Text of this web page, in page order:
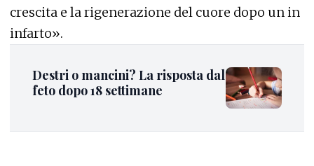
crescita e la rigenerazione del cuore dopo un in
infarto».
Destri o mancini? La risposta dal
feto dopo 18 settimane